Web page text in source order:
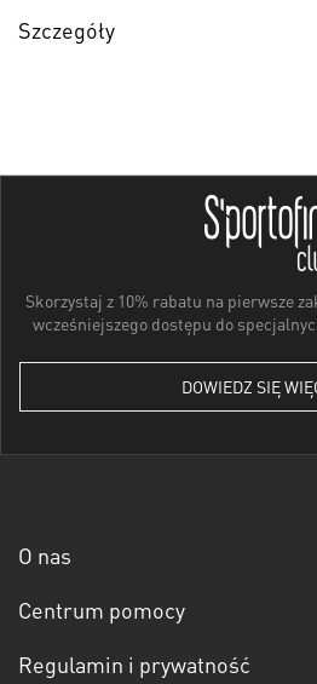
Szczegóły
Skorzystaj z 10% rabatu na pierwsze
wcześniejszego dostępu do
DOWIEDZ SIĘ
O nas
Centrum pomocy
Regulamin i prywatność